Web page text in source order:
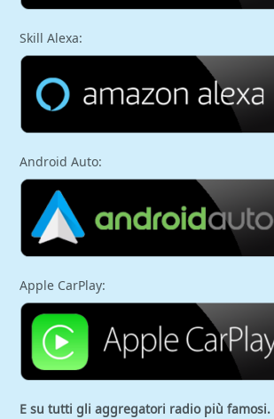
Skill Alexa:
Android Auto:
Apple CarPlay:
E su tutti gli aggregatori radio più famosi.